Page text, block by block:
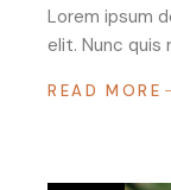
Lorem ipsum
elit. Nunc quis
READ MORE